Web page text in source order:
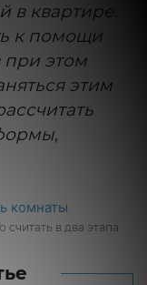
в квартире.
к помощи
при этом
этим
в два этапа